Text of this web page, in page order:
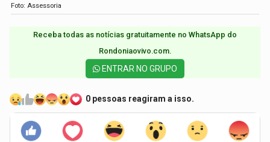
Foto: Assessoria
Receba todas as notícias gratuitamente no WhatsApp do
Rondoniaovivo.com.​
ENTRAR NO GRUPO
0 pessoas reagiram a isso.